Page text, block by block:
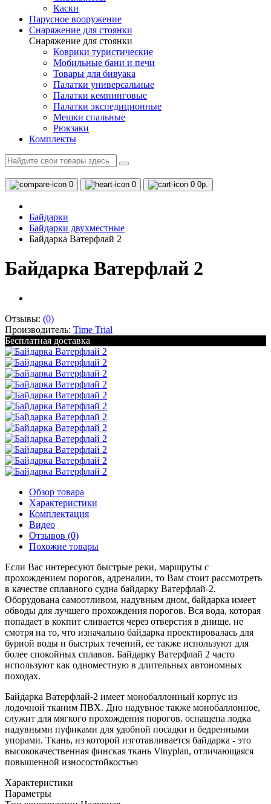
Каски
Парусное вооружение
Снаряжение для стоянки
Снаряжение для стоянки
Коврики туристические
Мобильные бани и печи
Товары для бивуака
Палатки универсальные
Палатки кемпинговые
Палатки экспедиционные
Мешки спальные
Рюкзаки
Комплекты
0 0 0 0р.
Байдарки
Байдарки двухместные
Байдарка Ватерфлай 2
Байдарка Ватерфлай 2
Отзывы: (0)
Производитель: Time Trial
Бесплатная доставка
Обзор товара
Характеристики
Комплектация
Видео
Отзывов (0)
Похожие товары
Если Вас интересуют быстрые реки, маршруты с
прохождением порогов, адреналин, то Вам стоит рассмотреть
в качестве сплавного судна байдарку Ватерфлай-2.
Оборудована самоотливом, надувным дном, байдарка имеет
обводы для лучшего прохождения порогов. Вся вода, которая
попадает в кокпит сливается через отверстия в днище. не
смотря на то, что изначально байдарка проектировалась для
бурной воды и быстрых течений, ее также используют для
более спокойных сплавов. Байдарку Ватерфлай 2 часто
используют как одноместную в длительных автономных
походах.
Байдарка Ватерфлай-2 имеет монобаллонный корпус из
лодочной тканим ПВХ. Дно надувное также монобаллонное,
служит для мягкого прохождения порогов. оснащена лодка
надувными пуфиками для удобной посадки и бедренными
упорами. Ткань, из которой изготавливается байдарка - это
высококачественная финская ткань Vinyplan, отличающаяся
повышенной износостойкостью
Характеристики
Параметры